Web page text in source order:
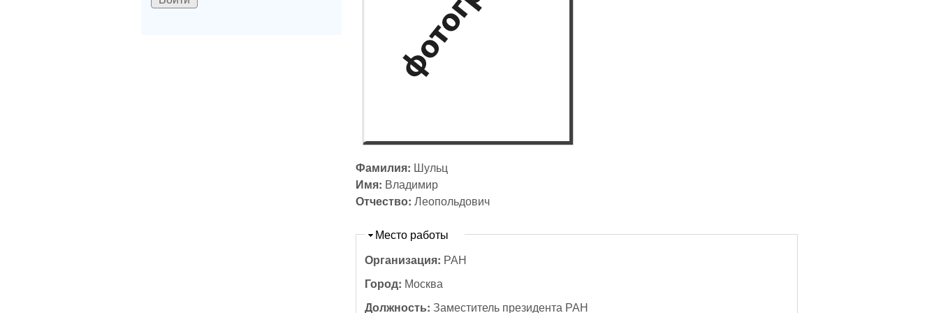
Фамилия: Шульц
Имя: Владимир
Отчество:Леопольдович
Скрыть
Место работы
Организация: РАН
Город: Москва
Должность:Заместитель президента РАН